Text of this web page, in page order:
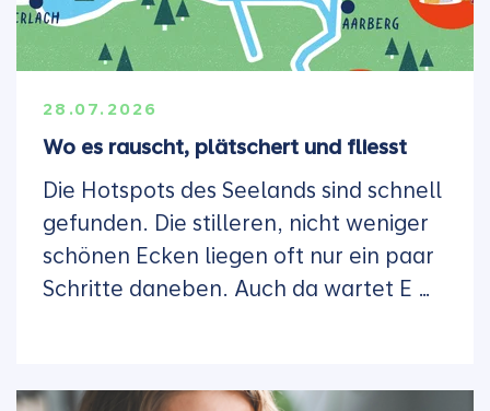
28.07.2026
Wo es rauscht, plätschert und fliesst
Die Hotspots des Seelands sind schnell
gefunden. Die stilleren, nicht weniger
schönen Ecken liegen oft nur ein paar
Schritte daneben. Auch da wartet E …